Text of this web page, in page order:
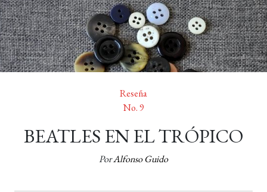
Reseña
No. 9
BEATLES EN EL TRÓPICO
PorAlfonso Guido